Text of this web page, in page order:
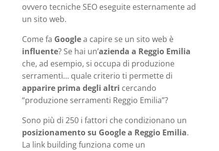
ovvero tecniche SEO eseguite esternamente ad
un sito web.
Come fa Googlea capire se un sito web è
influente? Se hai un’azienda a Reggio Emilia
che, ad esempio, si occupa di produzione
serramenti… quale criterio ti permette di
apparire prima degli altri cercando
“produzione serramenti Reggio Emilia”?
Sono più di 250 i fattori che condizionano un
posizionamento su Google a Reggio Emilia.
La link building funziona come un